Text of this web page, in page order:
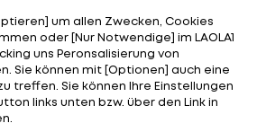
hält von CL-Reform
5
um allen Zwecken, Cookies
oder [Nur Notwendige] im LAOLA1
uns Peronsalisierung von
Sie können mit [Optionen] auch eine
treffen. Sie können Ihre Einstellungen
links unten bzw. über den Link in